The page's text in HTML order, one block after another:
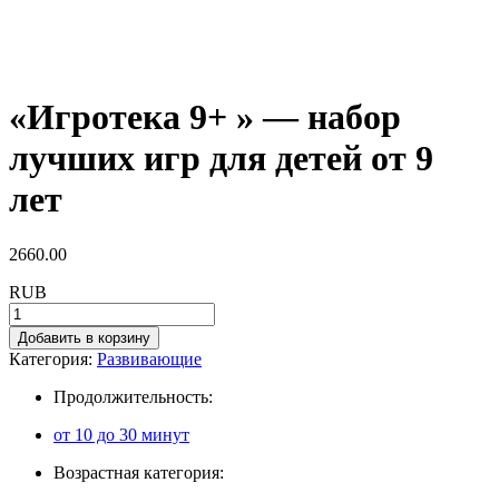
«Игротека 9+ » — набор
лучших игр для детей от 9
лет
2660.00
RUB
Добавить в корзину
Категория: Развивающие
Продолжительность:
от 10 до 30 минут
Возрастная категория: